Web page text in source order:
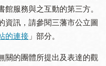
服務與之互動的第三方。
資訊，請參閱三藩市公立圖
的連接 」部分。
關的團體所提出及表達的觀